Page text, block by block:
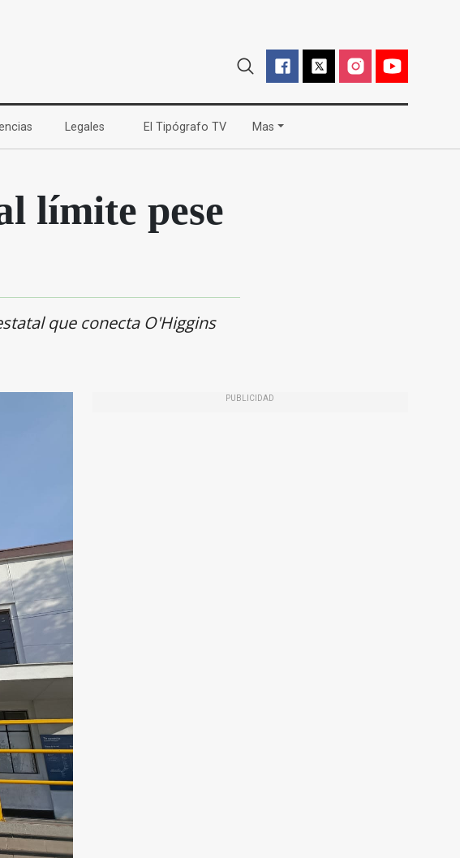
(current)Legales (current)El Tipógrafo TV(current)
Mas
límite pese
que conecta O'Higgins
PUBLICIDAD